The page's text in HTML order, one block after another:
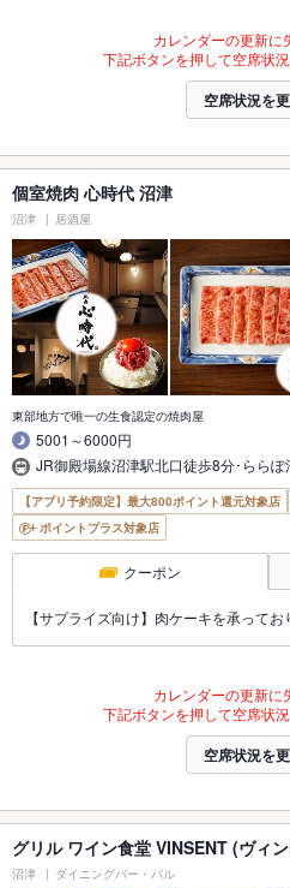
カレンダーの更新に
下記ボタンを押して空席状
空席状況を
個室焼肉 心時代 沼津
沼津 居酒屋
東部地方で唯一の生食認定の焼肉屋
5001～6000円
JR御殿場線沼津駅北口徒歩8分･らら
【アプリ予約限定】最大800ポイント還元対象店
ポイントプラス対象店
クーポン
【サプライズ向け】肉ケーキを承って
カレンダーの更新に
下記ボタンを押して空席状
空席状況を
グリル ワイン食堂 VINSENT (ヴィ
沼津 ダイニングバー・バル